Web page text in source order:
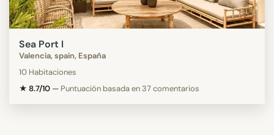
Sea Port I
Valencia, spain, España
10 Habitaciones
★ 8.7/10 — Puntuación basada en 37 comentarios